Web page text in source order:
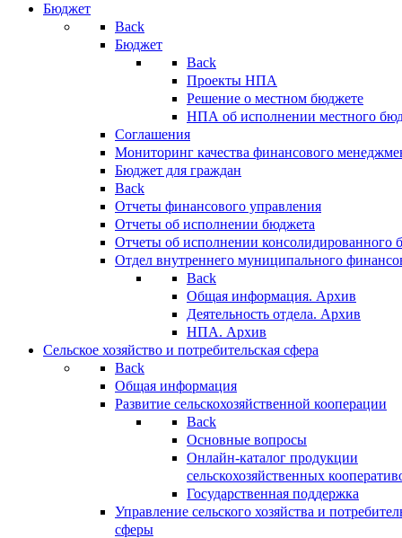
Бюджет
Back
Бюджет
Back
Проекты НПА
Решение о местном бюджете
НПА об исполнении местного
Соглашения
Мониторинг качества финансового
Бюджет для граждан
Back
Отчеты финансового управления
Отчеты об исполнении бюджета
Отчеты об исполнении консолидированного
Отдел внутреннего муниципального
Back
Общая информация. Архив
Деятельность отдела. Архив
НПА. Архив
Сельское хозяйство и потребительская сфера
Back
Общая информация
Развитие сельскохозяйственной кооперации
Back
Основные вопросы
Онлайн-каталог продукции
сельскохозяйственных
Государственная поддержка
Управление сельского хозяйства и
сферы